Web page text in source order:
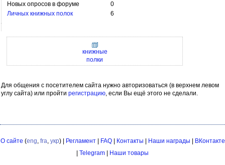
Новых опросов в форуме
0
Личных книжных полок
6
книжные
полки
Для общения с посетителем сайта нужно авторизоваться (в верхнем левом
углу сайта) или пройти регистрацию, если Вы ещё этого не сделали.
О сайте (eng, fra, укр) | Регламент| FAQ| Контакты Наши награды
ВКонтакте
Telegram Наши товары